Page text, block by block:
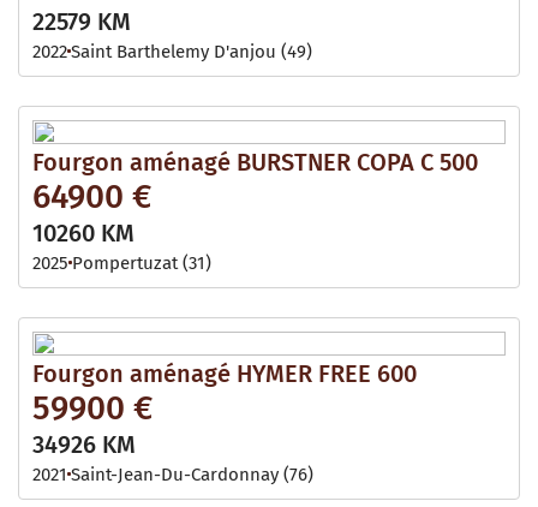
22579 KM
2022Saint Barthelemy D'anjou (49)
Fourgon aménagé BURSTNER COPA C 500
64900 €
10260 KM
2025 Pompertuzat (31)
Fourgon aménagé HYMER FREE 600
59900 €
34926 KM
2021 Saint-Jean-Du-Cardonnay (76)